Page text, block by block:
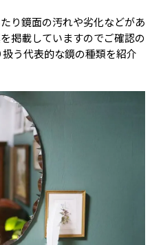
り鏡面の汚れや劣化などがあ
掲載していますのでご確認の
扱う代表的な鏡の種類を紹介